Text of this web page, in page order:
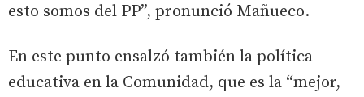
esto somos del PP”, pronunció Mañueco.
En este punto ensalzó también la política
educativa en la Comunidad, que es la “mejor,